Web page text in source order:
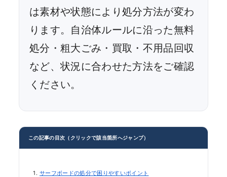
は素材や状態により処分方法が変わ
ります。自治体ルールに沿った無料
処分・粗大ごみ・買取・不用品回収
など、状況に合わせた方法をご確認
ください。
この記事の目次（クリックで該当箇所へジャンプ）
サーフボードの処分で困りやすいポイント